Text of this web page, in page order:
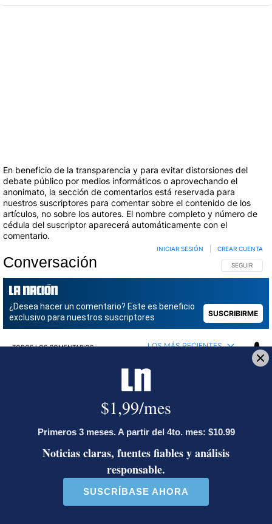
En beneficio de la transparencia y para evitar distorsiones del
debate público por medios informáticos o aprovechando el
anonimato, la sección de comentarios está reservada para
nuestros suscriptores para comentar sobre el contenido de los
artículos, no sobre los autores. El nombre completo y número de
cédula del suscriptor aparecerá automáticamente con el
comentario.
Conversación SIGA ESTA
SEGUIR
INICIAR SESIÓN CREAR CUENTA
¿Desea hacer un comentario? Este es beneficio
exclusivo para nuestros suscriptores
SUSCRIBIRME
TODOS LOS COMENTARIOS LOS MÁS RECIENTES
Inicie la conversación
Gestionado por